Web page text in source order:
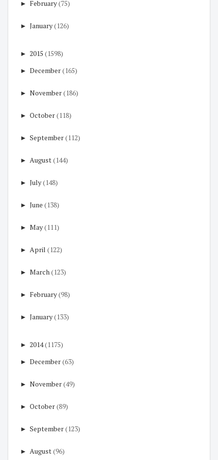
► February(75)
► January(126)
► 2015 (1598)
► December(165)
► November(186)
► October(118)
► September(112)
► August(144)
► July(148)
► June (138)
► May(111)
► April (122)
► March(123)
► February(98)
► January(133)
► 2014(1175)
► December(63)
► November(49)
► October(89)
► September(123)
► August(96)